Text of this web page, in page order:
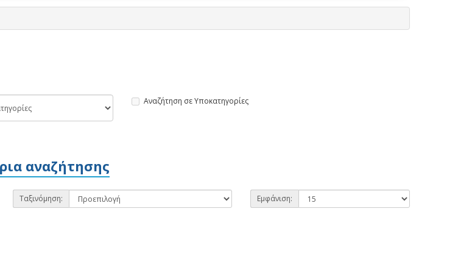
Αναζήτηση σε Υποκατηγορίες
αναζήτησης
Ταξινόμηση: Εμφάνιση: